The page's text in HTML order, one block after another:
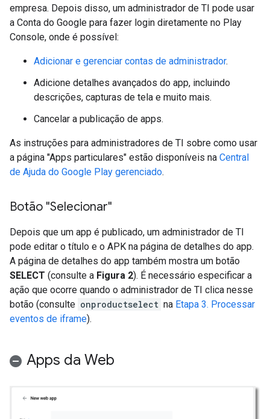
empresa. Depois disso, um administrador de TI pode usar
a Conta do Google para fazer login diretamente no Play
Console, onde é possível:
Adicionar e gerenciar contas de administrador.
Adicione detalhes avançados do app, incluindo
descrições, capturas de tela e muito mais.
Cancelar a publicação de apps.
As instruções para administradores de TI sobre como usar
a página "Apps particulares" estão disponíveis na Central
de Ajuda do Google Play gerenciado.
Botão "Selecionar"
Depois que um app é publicado, um administrador de TI
pode editar o título e o APK na página de detalhes do app.
A página de detalhes do app também mostra um botão
SELECT (consulte a Figura 2). É necessário especificar a
ação que ocorre quando o administrador de TI clica nesse
botão (consulte onproductselect na Etapa 3. Processar
eventos de iframe).
Apps da Web